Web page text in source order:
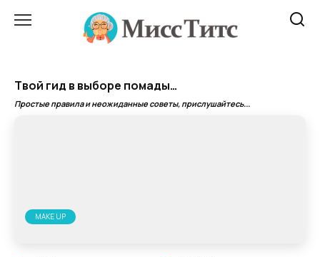
Твой гид в выборе помады…
Простые правила и неожиданные советы, прислушайтесь...
MAKE UP